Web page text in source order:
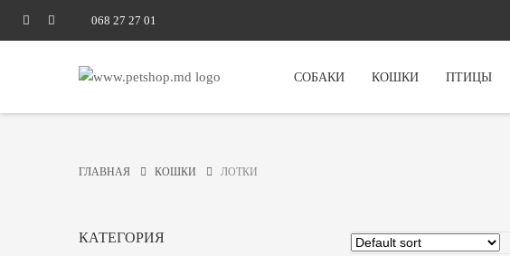
068 27 27 01
СОБАКИ КОШКИ ПТИЦЫ
ГЛАВНАЯ КОШКИ ЛОТКИ
КАТЕГОРИЯ